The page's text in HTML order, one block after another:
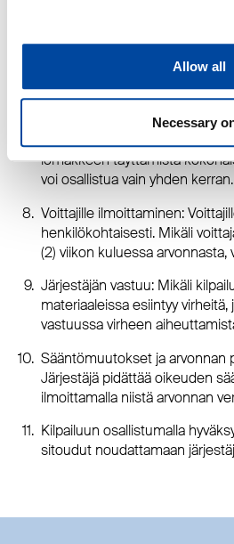
Allow all
Necessary
Arpajaisvero: DEN Finland Oy
Palkinnon vaihto: Palkintoa ei
Arvontaan osallistuminen:
vastaamalla DEN Finland Oy:n
NPS-kyselyihin. Arvontaan
lomakkeen täyttämistä
voi osallistua vain yhden kerran.
Voittajille ilmoittaminen:
henkilökohtaisesti. Mikäli
(2) viikon kuluessa arvonnasta,
Järjestäjän vastuu: Mikäli
materiaaleissa esiintyy virheitä,
vastuussa virheen
Sääntömuutokset ja arvonnan
Järjestäjä pidättää oikeuden
ilmoittamalla niistä arvonnan
Kilpailuun osallistumalla
sitoudut noudattamaan